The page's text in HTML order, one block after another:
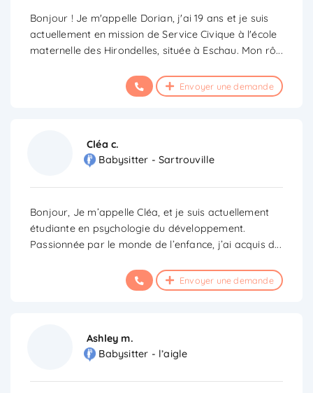
Bonjour ! Je m'appelle Dorian, j'ai 19 ans et je suis
actuellement en mission de Service Civique à l'école
maternelle des Hirondelles, située à Eschau. Mon rô...
Envoyer une demande
Cléa c.
Babysitter - Sartrouville
Bonjour, Je m’appelle Cléa, et je suis actuellement
étudiante en psychologie du développement.
Passionnée par le monde de l’enfance, j’ai acquis d...
Envoyer une demande
Ashley m.
Babysitter - l’aigle